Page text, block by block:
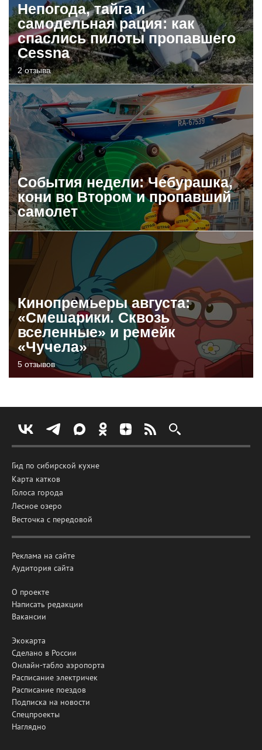
Непогода, тайга и
самодельная рация: как
спаслись пилоты пропавшего
Cessna
2 отзыва
События недели: Чебурашка,
кони во Втором и пропавший
самолет
Кинопремьеры августа:
«Смешарики. Сквозь
вселенные» и ремейк
«Чучела»
5 отзывов
Гид по сибирской кухне
Карта катков
Голоса города
Лесное озеро
Весточка с передовой
Реклама на сайте
Аудитория сайта
О проекте
Написать редакции
Вакансии
Экокарта
Сделано в России
Онлайн-табло аэропорта
Расписание электричек
Расписание поездов
Подписка на новости
Спецпроекты
Наглядно